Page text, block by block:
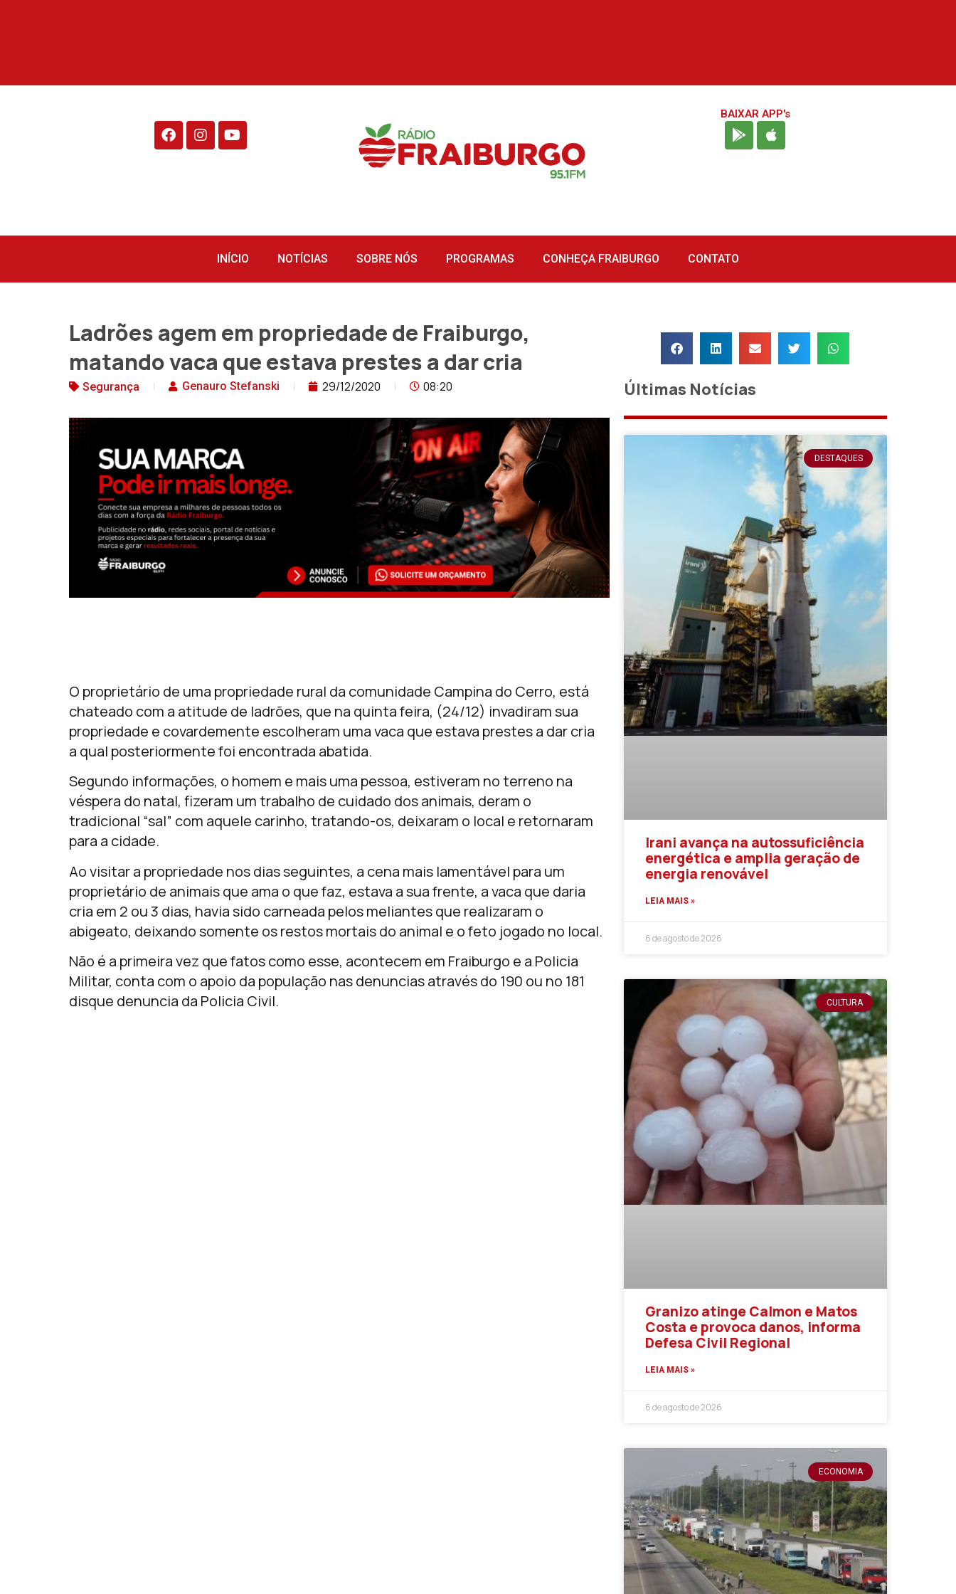
BAIXAR APP's
INÍCIO NOTÍCIAS SOBRE NÓS PROGRAMAS CONHEÇA FRAIBURGO CONTATO
Ladrões agem em propriedade de Fraiburgo,
matando vaca que estava prestes a dar cria
Segurança Genauro Stefanski 29/12/2020 08:20
O proprietário de uma propriedade rural da comunidade Campina do Cerro, está
chateado com a atitude de ladrões, que na quinta feira, (24/12) invadiram sua
propriedade e covardemente escolheram uma vaca que estava prestes a dar cria
a qual posteriormente foi encontrada abatida.
Segundo informações, o homem e mais uma pessoa, estiveram no terreno na
véspera do natal, fizeram um trabalho de cuidado dos animais, deram o
tradicional “sal” com aquele carinho, tratando-os, deixaram o local e retornaram
para a cidade.
Ao visitar a propriedade nos dias seguintes, a cena mais lamentável para um
proprietário de animais que ama o que faz, estava a sua frente, a vaca que daria
cria em 2 ou 3 dias, havia sido carneada pelos meliantes que realizaram o
abigeato, deixando somente os restos mortais do animal e o feto jogado no local.
Não é a primeira vez que fatos como esse, acontecem em Fraiburgo e a Policia
Militar, conta com o apoio da população nas denuncias através do 190 ou no 181
disque denuncia da Policia Civil.
Últimas Notícias
DESTAQUES
Irani avança na autossuficiência
energética e amplia geração de
energia renovável
LEIA MAIS »
6 de agosto de 2026
CULTURA
Granizo atinge Calmon e Matos
Costa e provoca danos, informa
Defesa Civil Regional
LEIA MAIS »
6 de agosto de 2026
ECONOMIA